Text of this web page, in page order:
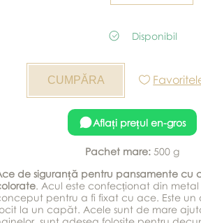
Disponibil
Aflați prețul en-gros
Pachet mare:500 g
de siguranță pentru pansamente cu
. Acul este confecționat din metal
pentru a fi fixat cu ace. Este
la un capăt. Acele sunt de mare